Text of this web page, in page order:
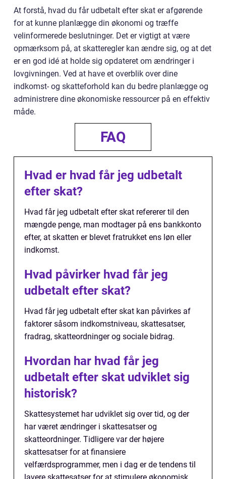
At forstå, hvad du får udbetalt efter skat er afgørende
for at kunne planlægge din økonomi og træffe
velinformerede beslutninger. Det er vigtigt at være
opmærksom på, at skatteregler kan ændre sig, og at det
er en god idé at holde sig opdateret om ændringer i
lovgivningen. Ved at have et overblik over dine
indkomst- og skatteforhold kan du bedre planlægge og
administrere dine økonomiske ressourcer på en effektiv
måde.
FAQ
Hvad er hvad får jeg udbetalt
efter skat?
Hvad får jeg udbetalt efter skat refererer til den
mængde penge, man modtager på ens bankkonto
efter, at skatten er blevet fratrukket ens løn eller
indkomst.
Hvad påvirker hvad får jeg
udbetalt efter skat?
Hvad får jeg udbetalt efter skat kan påvirkes af
faktorer såsom indkomstniveau, skattesatser,
fradrag, skatteordninger og sociale bidrag.
Hvordan har hvad får jeg
udbetalt efter skat udviklet sig
historisk?
Skattesystemet har udviklet sig over tid, og der
har været ændringer i skattesatser og
skatteordninger. Tidligere var der højere
skattesatser for at finansiere
velfærdsprogrammer, men i dag er de tendens til
lavere skattesatser for at stimulere økonomisk